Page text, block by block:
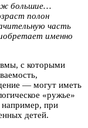
большие…
полон
часть
именно
с которыми
— могут иметь
«ружье»
например, при
детей.